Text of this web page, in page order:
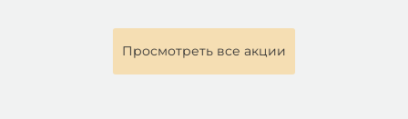
Просмотреть все акции